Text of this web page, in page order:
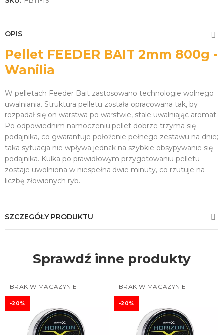
OPIS
Pellet FEEDER BAIT 2mm 800g -
Wanilia
W pelletach Feeder Bait zastosowano technologie wolnego
uwalniania. Struktura pelletu została opracowana tak, by
rozpadał się on warstwa po warstwie, stale uwalniając aromat.
Po odpowiednim namoczeniu pellet dobrze trzyma się
podajnika, co gwarantuje położenie pełnego zestawu na dnie;
taka sytuacja nie wpływa jednak na szybkie obsypywanie się
podajnika. Kulka po prawidłowym przygotowaniu pelletu
zostaje uwolniona w niespełna dwie minuty, co rzutuje na
liczbę złowionych ryb.
SZCZEGÓŁY PRODUKTU
Sprawdź inne produkty
BRAK W MAGAZYNIE
-20%
BRAK W MAGAZYNIE
-20%